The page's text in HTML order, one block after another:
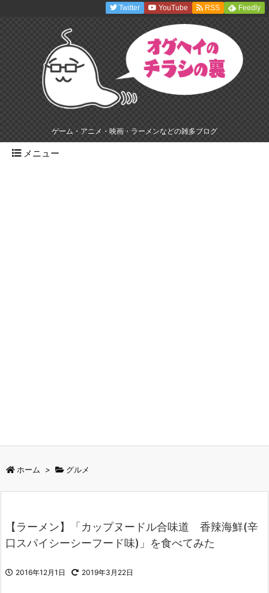
ゲーム・アニメ・映画・ラーメンなどの雑多ブログ
メニュー
Twitter YouTube RSS Feedly
ホーム > グルメ
【ラーメン】「カップヌードル合味道 香辣海鮮(辛
口スパイシーシーフード味)」を食べてみた
2016年12月1日 2019年3月22日